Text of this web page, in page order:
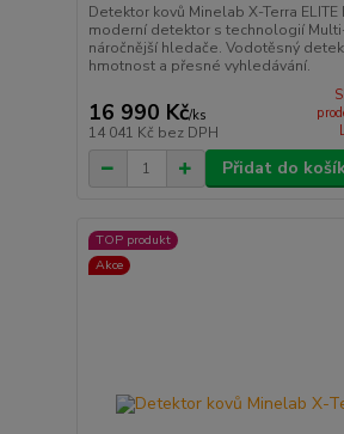
Detektor kovů Minelab X-Terra ELITE
moderní detektor s technologií
náročnější hledače. Vodotěsný
hmotnost a přesné vyhledávání.
16 990 Kč/ks
14 041 Kč bez DPH
Přidat do
TOP produkt
Akce